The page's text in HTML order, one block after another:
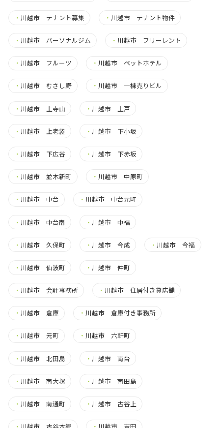
・ 川越市 テナント募集 ・ 川越市 テナント物件
・ 川越市 パーソナルジム ・ 川越市 フリーレント
・ 川越市 フルーツ ・ 川越市 ペットホテル
・ 川越市 むさし野 ・ 川越市 一棟売りビル
・ 川越市 上寺山 ・ 川越市 上戸
・ 川越市 上老袋 ・ 川越市 下小坂
・ 川越市 下広谷 ・ 川越市 下赤坂
・ 川越市 並木新町 ・ 川越市 中原町
・ 川越市 中台 ・ 川越市 中台元町
・ 川越市 中台南 ・ 川越市 中福
・ 川越市 久保町 ・ 川越市 今成 ・ 川越市 今福
・ 川越市 仙波町 ・ 川越市 仲町
・ 川越市 会計事務所 ・ 川越市 住居付き貸店舗
・ 川越市 倉庫 ・ 川越市 倉庫付き事務所
・ 川越市 元町 ・ 川越市 六軒町
・ 川越市 北田島 ・ 川越市 南台
・ 川越市 南大塚 ・ 川越市 南田島
・ 川越市 南通町 ・ 川越市 古谷上